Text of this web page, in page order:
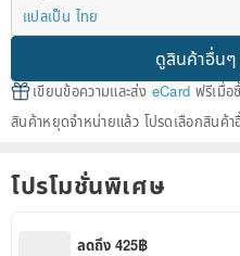
แปลเป็น ไทย
ดูสินค้าอื่นๆ
เขียนข้อความและส่ง eCard ฟรีเมื่อ
สินค้าหยุดจำหน่ายแล้ว โปรดเลือกสินค้า
โปรโมชั่นพิเศษ
ลดถึง 425฿